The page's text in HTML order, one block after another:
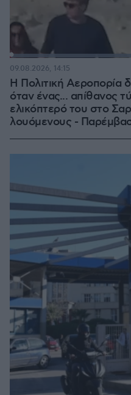
Η Πολιτική Αεροπορία
όταν ένας... απίθανος
ελικόπτερό του στο
λουόμενους -
09.08.2026, 14:15